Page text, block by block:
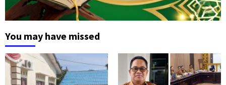
You may have missed